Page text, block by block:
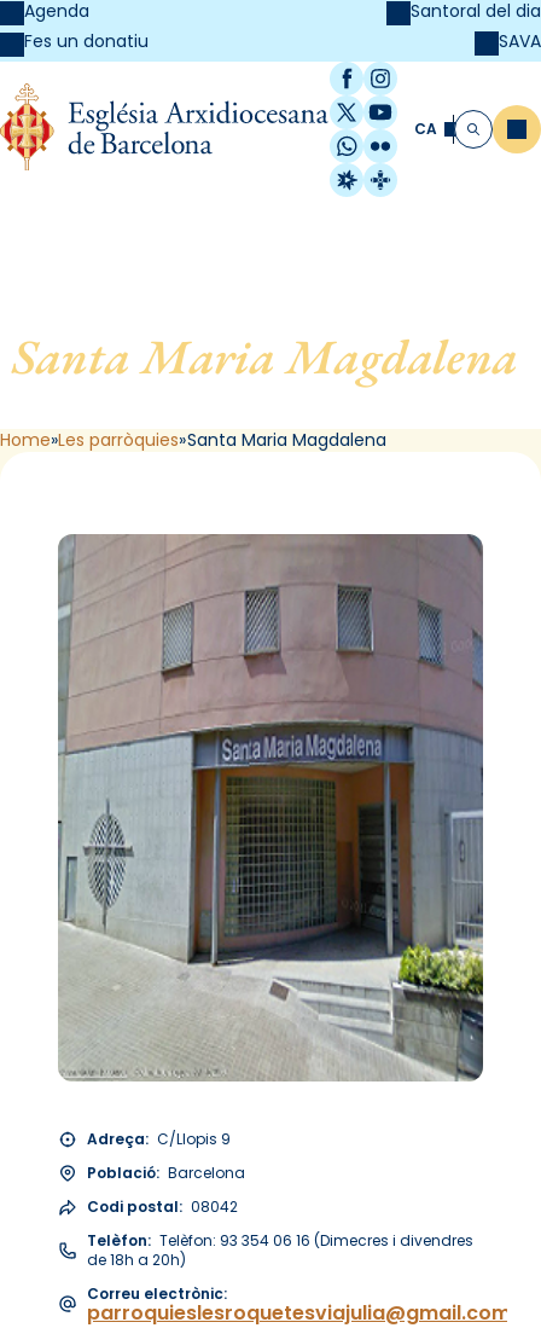
Agenda
Fes un donatiu
Santoral del dia
SAVA
Facebook
Instagram
X / Twitter
YouTube
WhatsApp
Flickr
Radio Estel
Catalunya
CA Cerca
Santa Maria Magdalena
de Barcelona
Home Les parròquies Santa Maria Magdalena
Adreça: C/Llopis 9
Població: Barcelona
Codi postal: 08042
Telèfon: Telèfon: 93 354 06 16 (Dimecres i divendres
de 18h a 20h)
Correu electrònic:
parroquieslesroquetesviajulia@gmail.com